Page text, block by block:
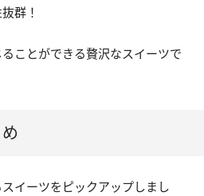
群！
ことができる贅沢なスイーツで
イーツをピックアップしまし